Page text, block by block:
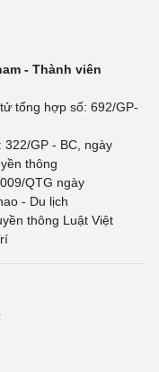
- Thành viên
tổng hợp số: 692/GP-
322/GP - BC, ngày
thông
QTG ngày
- Du lịch
thông Luật Việt